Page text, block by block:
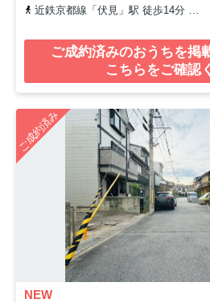
近鉄京都線「伏見」駅 徒歩14分
ご成約済みのおうちを掲
こちらをご確認
ご成約済み
NEW